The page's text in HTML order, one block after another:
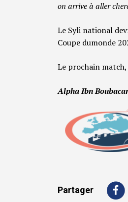
on arrive à aller
Le Syli national
Coupe dumonde
Le prochain
Alpha Ibn
Partager